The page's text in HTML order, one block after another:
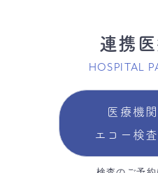
連携
HOSPITAL
医療機
エコー検